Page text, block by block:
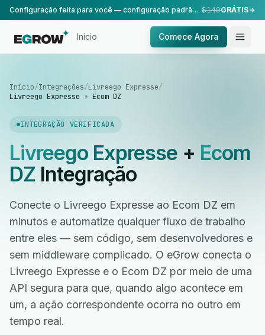
Configuração feita para você — configuração padrão, realizada pela nossa equipe. $149GRÁTIS
Início Comece Agora
Início/Integrações/Livreego Expresse/
Livreego Expresse + Ecom DZ
INTEGRAÇÃO VERIFICADA
Livreego Expresse+ Ecom
DZ Integração
Conecte o Livreego Expresse ao Ecom DZ em
minutos e automatize qualquer fluxo de trabalho
entre eles — sem código, sem desenvolvedores e
sem middleware complicado. O eGrow conecta o
Livreego Expresse e o Ecom DZ por meio de uma
API segura para que, quando algo acontece em
um, a ação correspondente ocorra no outro em
tempo real.